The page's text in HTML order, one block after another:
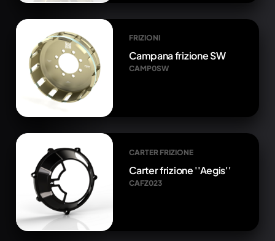
FRIZIONI
Campana frizione SW
CAMP0SW
CARTER FRIZIONE
Carter frizione ''Aegis''
CAFZ023